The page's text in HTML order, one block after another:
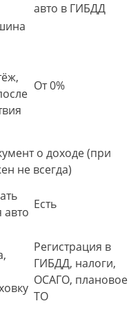
авто в ГИБДД
От 0%
о доходе (при
не всегда)
авто
Есть
Регистрация в
ГИБДД, налоги,
ОСАГО, плановое
ТО